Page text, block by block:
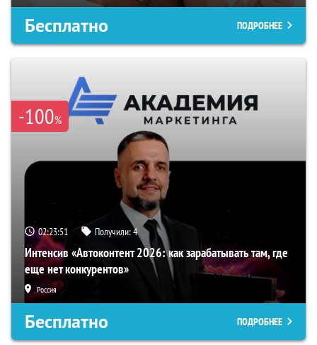
Бесплатно ПОДРОБНЕЕ
-100%
02:23:50 Получили:4
Интенсив «Автоконтент 2026: как зарабатывать там, где
еще нет конкурентов»
Россия
Бесплатно ПОДРОБНЕЕ